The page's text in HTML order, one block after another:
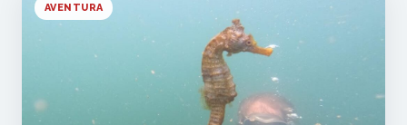
AVENTURA